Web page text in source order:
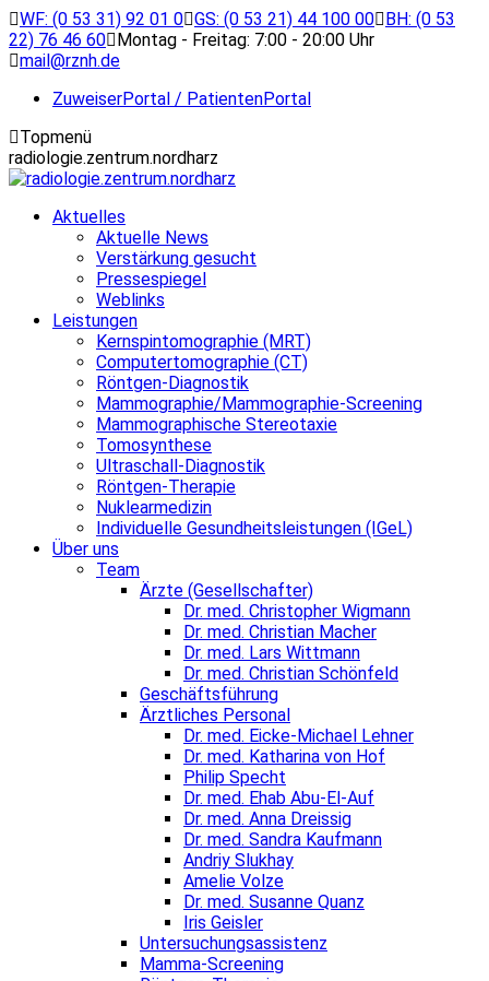
Zum
Inhalt
springen
WF: (0 53 31) 92 01 0 GS: (0 53 21) 44 100 00 BH: (0 53
22) 76 46 60 Montag - Freitag: 7:00 - 20:00 Uhr
mail@rznh.de
ZuweiserPortal / PatientenPortal
Topmenü
radiologie.zentrum.nordharz
Aktuelles
Aktuelle News
Verstärkung gesucht
Pressespiegel
Weblinks
Leistungen
Kernspintomographie (MRT)
Computertomographie (CT)
Röntgen-Diagnostik
Mammographie/Mammographie-Screening
Mammographische Stereotaxie
Tomosynthese
Ultraschall-Diagnostik
Röntgen-Therapie
Nuklearmedizin
Individuelle Gesundheitsleistungen (IGeL)
Über uns
Team
Ärzte (Gesellschafter)
Dr. med. Christopher Wigmann
Dr. med. Christian Macher
Dr. med. Lars Wittmann
Dr. med. Christian Schönfeld
Geschäftsführung
Ärztliches Personal
Dr. med. Eicke-Michael Lehner
Dr. med. Katharina von Hof
Philip Specht
Dr. med. Ehab Abu-El-Auf
Dr. med. Anna Dreissig
Dr. med. Sandra Kaufmann
Andriy Slukhay
Amelie Volze
Dr. med. Susanne Quanz
Iris Geisler
Untersuchungsassistenz
Mamma-Screening